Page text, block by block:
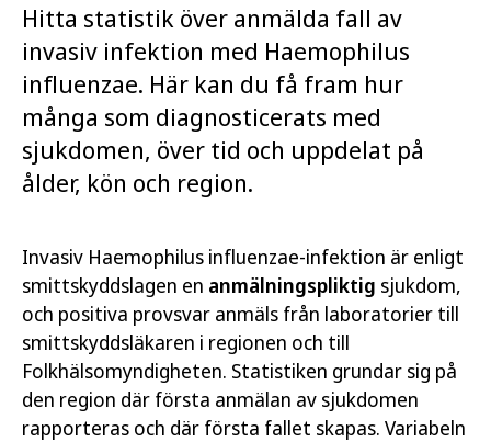
Hitta statistik över anmälda fall av
invasiv infektion med Haemophilus
influenzae. Här kan du få fram hur
många som diagnosticerats med
sjukdomen, över tid och uppdelat på
ålder, kön och region.
Invasiv Haemophilus influenzae-infektion är enligt
smittskyddslagen en anmälningspliktig sjukdom,
och positiva provsvar anmäls från laboratorier till
smittskyddsläkaren i regionen och till
Folkhälsomyndigheten. Statistiken grundar sig på
den region där första anmälan av sjukdomen
rapporteras och där första fallet skapas. Variabeln